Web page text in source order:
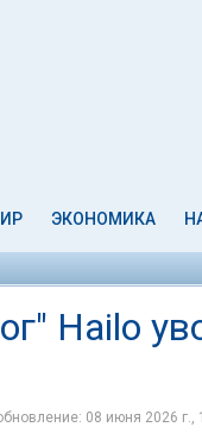
ЭКОНОМИКА
Hailo
08 июня 2026 г.,